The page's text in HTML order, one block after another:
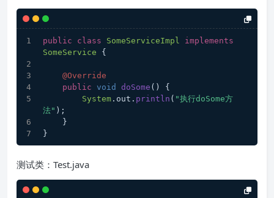
public class SomeServiceImpl
implements
SomeService {
@Override
public void doSome ( ) {
System . out . println ( "执行doSome方
法" );
    }
}
测试类：Test.java